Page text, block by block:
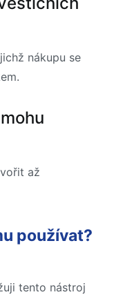
nákupu se
až
používat?
tento nástroj